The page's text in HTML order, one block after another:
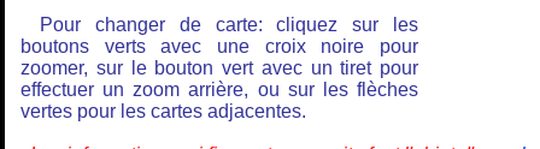
Pour changer de carte: cliquez sur les
boutons verts avec une croix noire pour
zoomer, sur le bouton vert avec un tiret pour
effectuer un zoom arrière, ou sur les flèches
vertes pour les cartes adjacentes.